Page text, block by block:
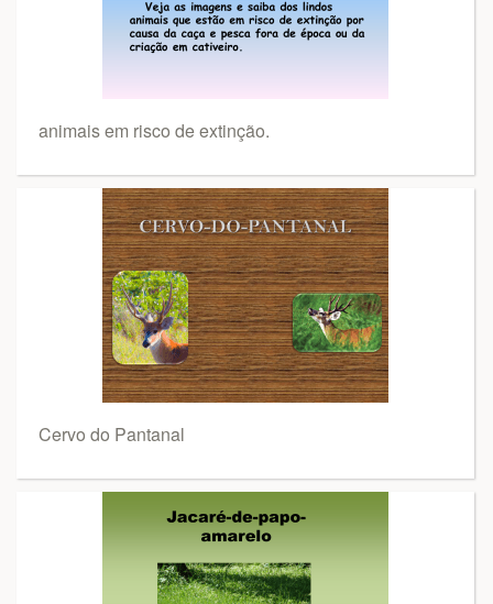
animais em risco de extinção.
Cervo do Pantanal